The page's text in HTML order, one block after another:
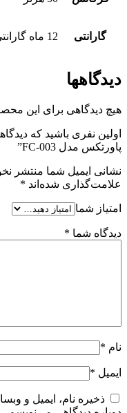
گارانتی 12 ماه گارانتی تعمیر پاورتکس
دیدگاهها
هیچ دیدگاهی برای این
اولین نفری باشید که
پاورتکس مدل FC-003”
نشانی ایمیل شما منتشر
علامت‌گذاری شده‌اند *
امتیاز شما
دیدگاه شما *
نام *
ایمیل *
ذخیره نام، ایمیل و